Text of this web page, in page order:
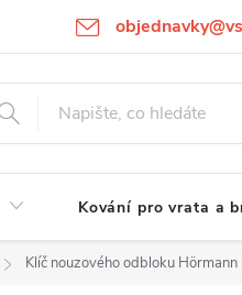
Ochrana osobních údajů
Kování pro vrata a
Klíč nouzového odbloku Hörmann